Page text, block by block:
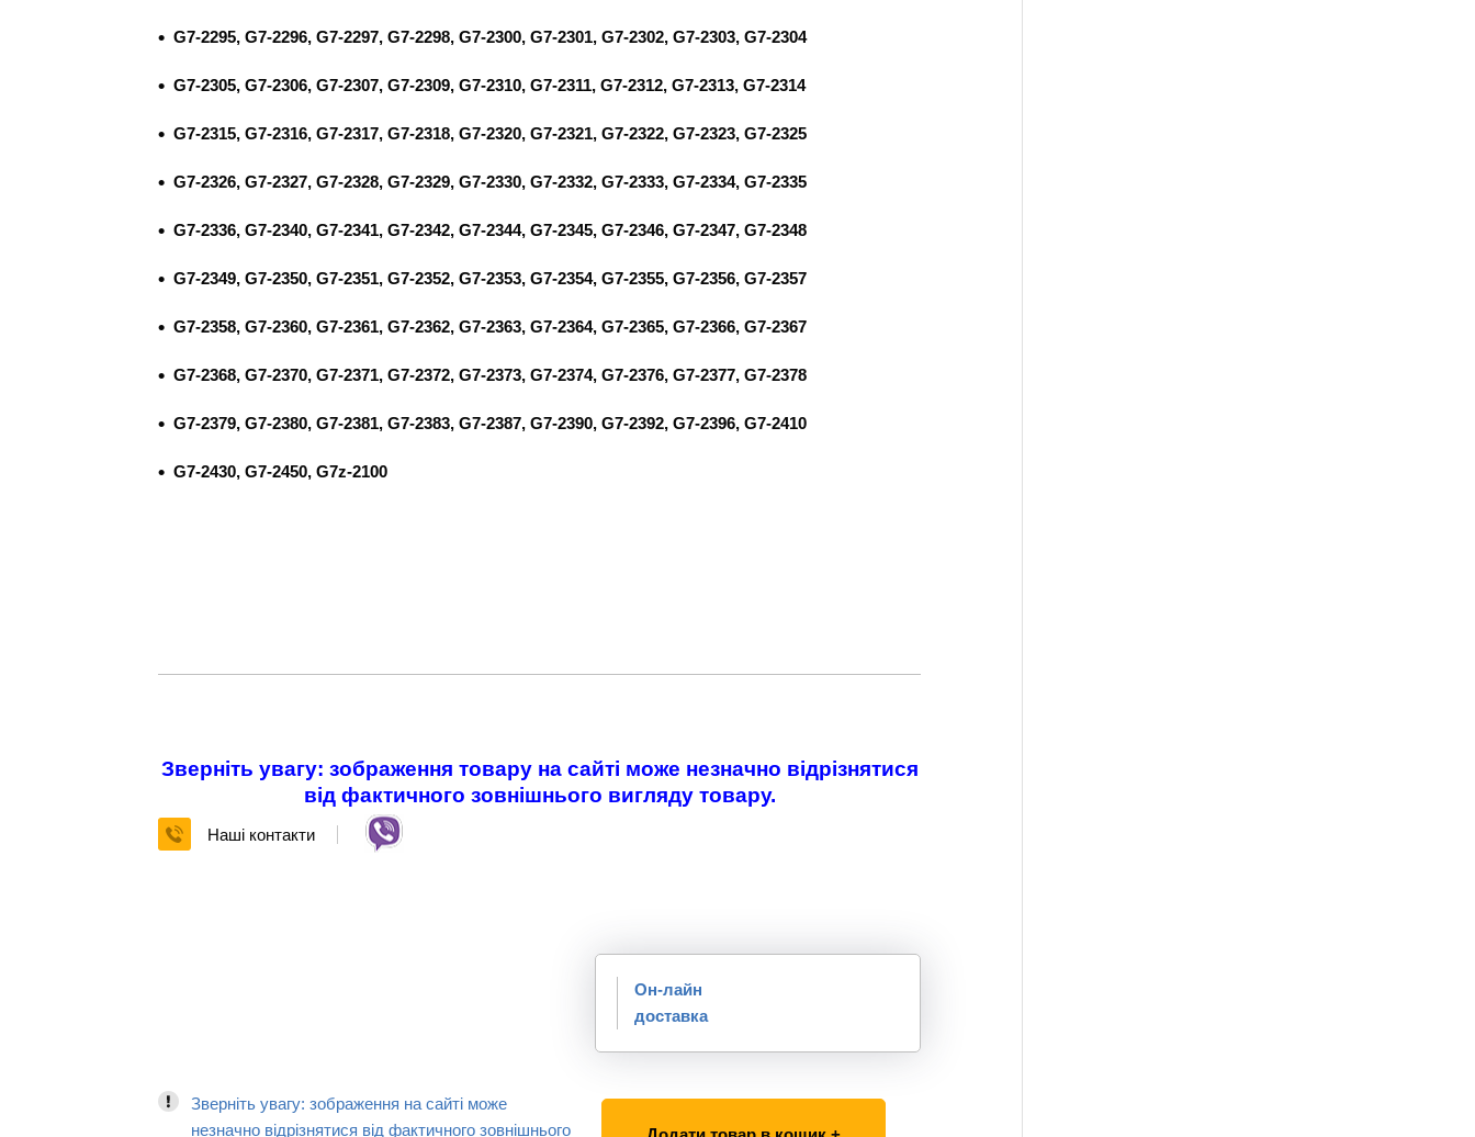
G7-2295, G7-2296, G7-2297, G7-2298, G7-2300, G7-2301, G7-2302, G7-2303, G7-2304
G7-2305, G7-2306, G7-2307, G7-2309, G7-2310, G7-2311, G7-2312, G7-2313, G7-2314
G7-2315, G7-2316, G7-2317, G7-2318, G7-2320, G7-2321, G7-2322, G7-2323, G7-2325
G7-2326, G7-2327, G7-2328, G7-2329, G7-2330, G7-2332, G7-2333, G7-2334, G7-2335
G7-2336, G7-2340, G7-2341, G7-2342, G7-2344, G7-2345, G7-2346, G7-2347, G7-2348
G7-2349, G7-2350, G7-2351, G7-2352, G7-2353, G7-2354, G7-2355, G7-2356, G7-2357
G7-2358, G7-2360, G7-2361, G7-2362, G7-2363, G7-2364, G7-2365, G7-2366, G7-2367
G7-2368, G7-2370, G7-2371, G7-2372, G7-2373, G7-2374, G7-2376, G7-2377, G7-2378
G7-2379, G7-2380, G7-2381, G7-2383, G7-2387, G7-2390, G7-2392, G7-2396, G7-2410
G7-2430, G7-2450, G7z-2100
Зверніть увагу: зображення товару на сайті може незначно відрізнятися
від фактичного зовнішнього вигляду товару.
Наші контакти
Он-лайн
доставка
Зверніть увагу: зображення на сайті може
незначно відрізнятися від фактичного зовнішнього